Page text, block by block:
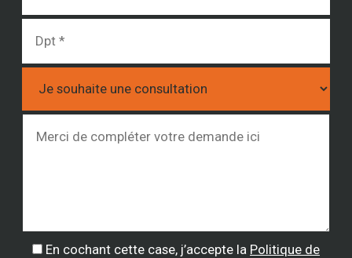
En cochant cette case, j’accepte la Politique de